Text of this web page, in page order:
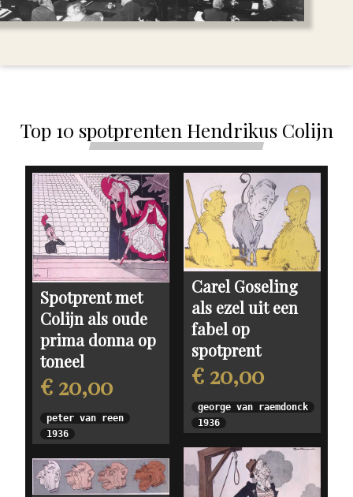
Top 10 spotprenten Hendrikus Colijn
Spotprent met
Colijn als oude
prima donna op
toneel
€ 20,00
peter van reen
1936
Carel Goseling
als ezel uit een
fabel op
spotprent
€ 20,00
george van raemdonck
1936